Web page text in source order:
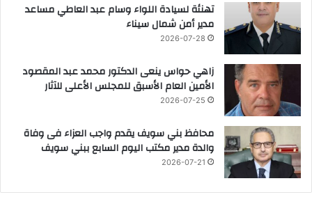
تهنئة لسيادة اللواء وسام عبد العاطي مساعد
مدير أمن شمال سيناء
2026-07-28
زاهي حواس ينعى الدكتور محمد عبد المقصود
الأمين العام الأسبق للمجلس الأعلى للآثار
2026-07-25
محافظ بني سويف يقدم واجب العزاء فى وفاة
والدة مدير مكتب اليوم السابع ببني سويف
2026-07-21